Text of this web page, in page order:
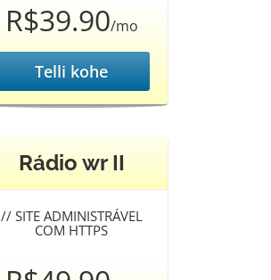
R$39.90/mo
Telli kohe
Rádio wr II
//SITE ADMINISTRÁVEL
COM HTTPS